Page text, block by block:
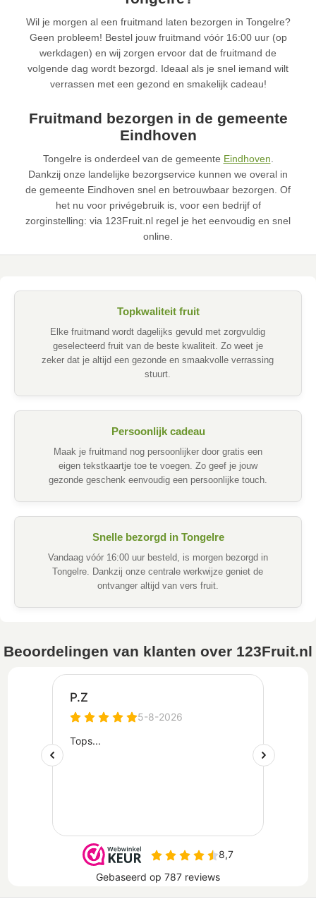
Wil je morgen al een fruitmand laten bezorgen in Tongelre?
Geen probleem! Bestel jouw fruitmand vóór 16:00 uur (op
werkdagen) en wij zorgen ervoor dat de fruitmand de
volgende dag wordt bezorgd. Ideaal als je snel iemand wilt
verrassen met een gezond en smakelijk cadeau!
Fruitmand bezorgen in de gemeente
Eindhoven
Tongelre is onderdeel van de gemeente Eindhoven.
Dankzij onze landelijke bezorgservice kunnen we overal in
de gemeente Eindhoven snel en betrouwbaar bezorgen. Of
het nu voor privégebruik is, voor een bedrijf of
zorginstelling: via 123Fruit.nl regel je het eenvoudig en snel
online.
Topkwaliteit fruit
Elke fruitmand wordt dagelijks gevuld met zorgvuldig
geselecteerd fruit van de beste kwaliteit. Zo weet je
zeker dat je altijd een gezonde en smaakvolle verrassing
stuurt.
Persoonlijk cadeau
Maak je fruitmand nog persoonlijker door gratis een
eigen tekstkaartje toe te voegen. Zo geef je jouw
gezonde geschenk eenvoudig een persoonlijke touch.
Snelle bezorgd in Tongelre
Vandaag vóór 16:00 uur besteld, is morgen bezorgd in
Tongelre. Dankzij onze centrale werkwijze geniet de
ontvanger altijd van vers fruit.
Beoordelingen van klanten over 123Fruit.nl